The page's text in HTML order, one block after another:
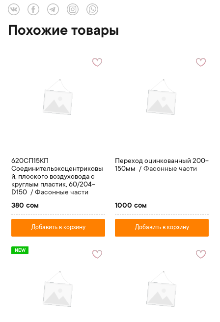
Похожие товары
620СП15КП
Соединительэксцентриковы
й, плоского воздуховода с
круглым пластик, 60/204-
D150
Фасонные части
380 сом
Добавить в корзину
Переход оцинкованный 200-
150мм
Фасонные части
1000 сом
Добавить в корзину
NEW